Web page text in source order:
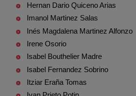
Hernan Dario Quiceno Arias
Imanol Martinez Salas
Inés Magdalena Martinez Alfonzo
Irene Osorio
Isabel Bouthelier Madre
Isabel Fernandez Sobrino
Itziar Eraña Tomas